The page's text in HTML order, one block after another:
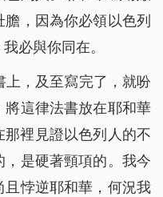
，因為你必領以色列
必與你同在。
上，及至寫完了，就吩
這律法書放在耶和華
裡見證以色列人的不
是硬著頸項的。我今
且悖逆耶和華，何況我